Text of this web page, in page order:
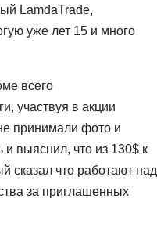
LamdaTrade,
уже лет 15 и много
всего
участвуя в акции
принимали фото и
выяснил, что из 130$ к
сказал что работают над
за приглашенных